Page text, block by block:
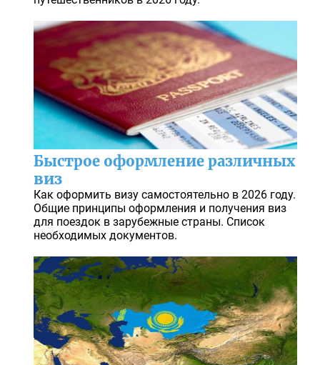
Быстрое оформление различных
виз
Как оформить визу самостоятельно в 2026 году.
Общие принципы оформления и получения виз
для поездок в зарубежные страны. Список
необходимых документов.